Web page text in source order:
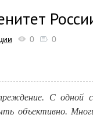
0 0
С
объективно.